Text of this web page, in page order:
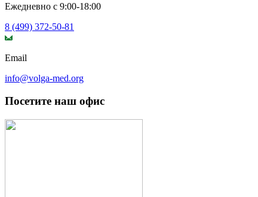
Ежедневно с 9:00-18:00
8 (499) 372-50-81
Email
info@volga-med.org
Посетите наш офис